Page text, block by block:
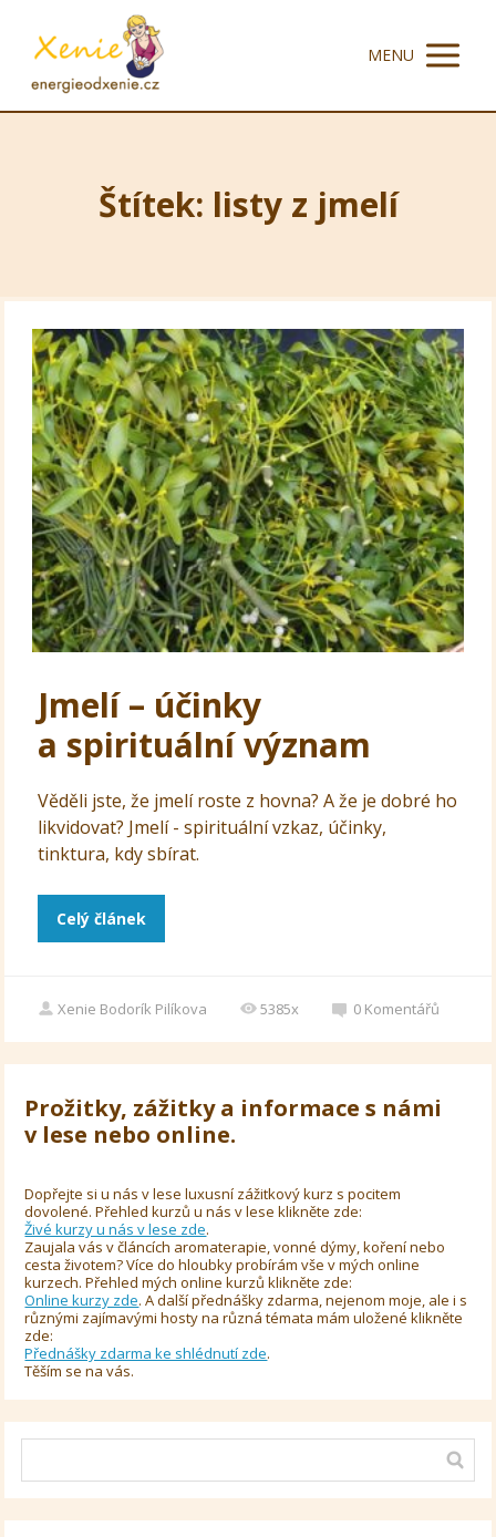
MENU
Štítek: listy z jmelí
Jmelí – účinky
a spirituální význam
Věděli jste, že jmelí roste z hovna? A že je dobré ho
likvidovat? Jmelí - spirituální vzkaz, účinky,
tinktura, kdy sbírat.
Celý článek
Xenie Bodorík Pilíkova 5385x 0 Komentářů
Prožitky, zážitky a informace s námi
v lese nebo online.
Dopřejte si u nás v lese luxusní zážitkový kurz s pocitem
dovolené. Přehled kurzů u nás v lese klikněte zde:
Živé kurzy u nás v lese zde.
Zaujala vás v článcích aromaterapie, vonné dýmy, koření nebo
cesta životem? Více do hloubky probírám vše v mých online
kurzech. Přehled mých online kurzů klikněte zde:
Online kurzy zde. A další přednášky zdarma, nejenom moje, ale i s
různými zajímavými hosty na různá témata mám uložené klikněte
zde:
Přednášky zdarma ke shlédnutí zde.
Těším se na vás.